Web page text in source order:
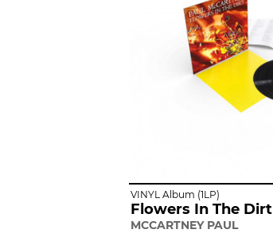
VINYL Album (1LP)
Flowers In The Dirt
MCCARTNEY PAUL